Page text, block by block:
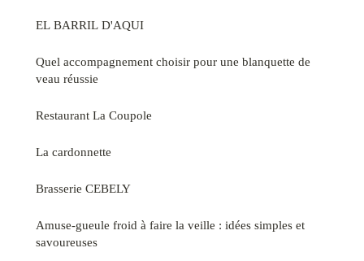
EL BARRIL D'AQUI
Quel accompagnement choisir pour une blanquette de
veau réussie
Restaurant La Coupole
La cardonnette
Brasserie CEBELY
Amuse-gueule froid à faire la veille : idées simples et
savoureuses